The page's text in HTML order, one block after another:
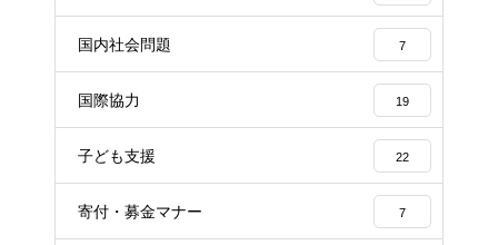
国内社会問題 7
国際協力 19
子ども支援 22
寄付・募金マナー 7